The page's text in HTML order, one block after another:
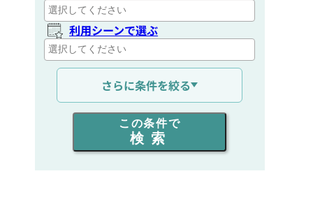
利用シーンで選ぶ
通信距離を選ぶ
出力を選ぶ
同時通話人数を選ぶ
さらに条件を絞る
この条件で
検索